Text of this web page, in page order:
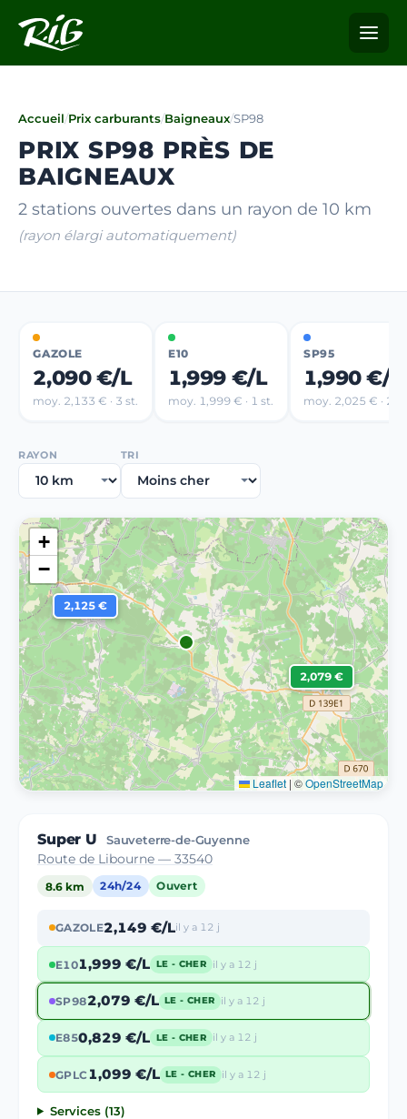
Accueil/Prix carburants/Baigneaux/SP98
PRIX SP98 PRÈS DE
BAIGNEAUX
2 stations ouvertes dans un rayon de 10 km
(rayon élargi automatiquement)
GAZOLE
2,090 €/L
moy. 2,133 € · 3 st.
E10
1,999 €/L
moy. 1,999 € · 1 st.
SP95
1,990 €/L
moy. 2,025 € · 2
RAYON TRI
2,079 €
2,125 €
+
−
Leaflet | ©OpenStreetMap
Super U Sauveterre-de-Guyenne
Route de Libourne — 33540
8.6 km 24h/24 Ouvert
GAZOLE2,149 €/Lil y a 12 j
E101,999 €/L LE - CHER il y a 12 j
SP982,079 €/L LE - CHER il y a 12 j
E850,829 €/L LE - CHER il y a 12 j
GPLC1,099 €/L LE - CHER il y a 12 j
Services (13)